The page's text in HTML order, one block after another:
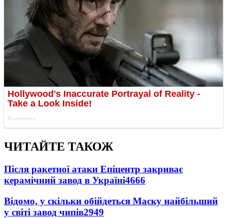
ЧИТАЙТЕ ТАКОЖ
Після ракетної атаки Епіцентр закриває
керамічний завод в Україні4666
Відомо, у скільки обійдеться Маску найбільший
у світі завод чипів2949